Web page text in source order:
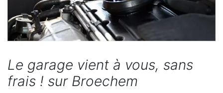
Le garage vient à vous, sans
frais ! sur Broechem